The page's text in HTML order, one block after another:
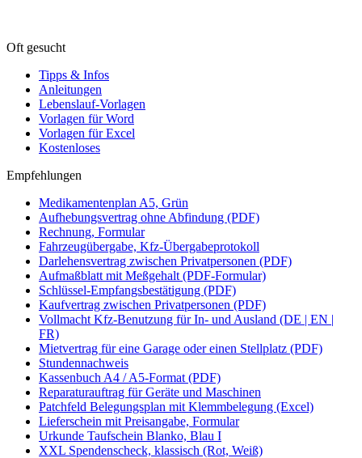
Oft gesucht
Tipps & Infos
Anleitungen
Lebenslauf-Vorlagen
Vorlagen für Word
Vorlagen für Excel
Kostenloses
Empfehlungen
Medikamentenplan A5, Grün
Aufhebungsvertrag ohne Abfindung (PDF)
Rechnung, Formular
Fahrzeugübergabe, Kfz-Übergabeprotokoll
Darlehensvertrag zwischen Privatpersonen (PDF)
Aufmaßblatt mit Meßgehalt (PDF-Formular)
Schlüssel-Empfangsbestätigung (PDF)
Kaufvertrag zwischen Privatpersonen (PDF)
Vollmacht Kfz-Benutzung für In- und Ausland (DE | EN |
FR)
Mietvertrag für eine Garage oder einen Stellplatz (PDF)
Stundennachweis
Kassenbuch A4 / A5-Format (PDF)
Reparaturauftrag für Geräte und Maschinen
Patchfeld Belegungsplan mit Klemmbelegung (Excel)
Lieferschein mit Preisangabe, Formular
Urkunde Taufschein Blanko, Blau I
XXL Spendenscheck, klassisch (Rot, Weiß)